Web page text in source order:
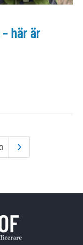
här är